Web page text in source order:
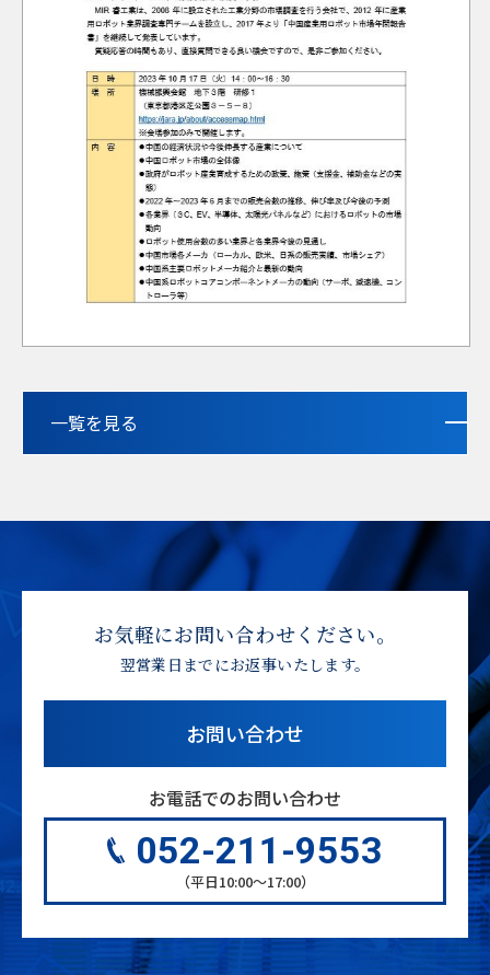
一覧を見る
お気軽にお問い合わせください。
翌営業日までにお返事いたします。
お問い合わせ
お電話でのお問い合わせ
052-211-9553
（平日10:00〜17:00）